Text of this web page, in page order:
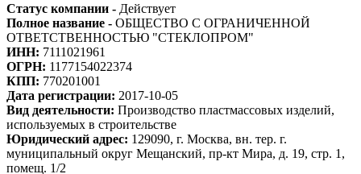
Статус компании - Действует
Полное название - ОБЩЕСТВО С ОГРАНИЧЕННОЙ
ОТВЕТСТВЕННОСТЬЮ "СТЕКЛОПРОМ"
ИНН: 7111021961
ОГРН: 1177154022374
КПП: 770201001
Дата регистрации: 2017-10-05
Вид деятельности: Производство пластмассовых изделий,
используемых в строительстве
Юридический адрес: 129090, г. Москва, вн. тер. г.
муниципальный округ Мещанский, пр-кт Мира, д. 19, стр. 1,
помещ. 1/2